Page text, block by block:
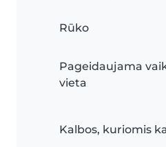
Rūko
Pageidaujama
vieta
Kalbos, kuriomis